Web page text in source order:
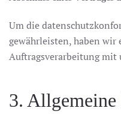
Um die
gewährleisten, haben wir
Auftragsverarbeitung mit
3.